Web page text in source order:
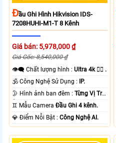
ĐẦu Ghi Hình Hikvision IDS-
7208HUHI-M1-T 8 Kênh
Giá bán: 5,978,000 ₫
Giá Gốc: 8,540,000 ₫
👁️‍🗨 Chất lượng hình :Ultra 4k 👍🏾 .
🕉️ Công Nghệ Sử Dụng :
IP.
🌛 Hình ảnh ban đêm :Từng Vị Trí
Camera .
♊ Mẫu CameraĐầu Ghi 4 kênh.
️💎 Điểm Nỗi Bật :Công Nghệ AI.